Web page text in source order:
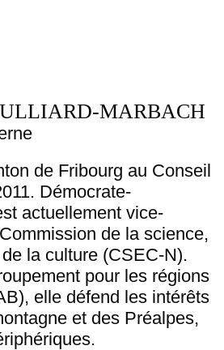
MARBACH
de Fribourg au Conseil
Démocrate-
actuellement vice-
de la science,
la culture (CSEC-N).
pour les régions
elle défend les intérêts
et des Préalpes,